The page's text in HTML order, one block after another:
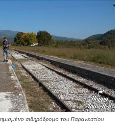
σιδηρόδρομο του Παρανεστίου